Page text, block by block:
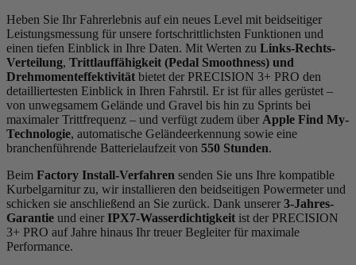
Heben Sie Ihr Fahrerlebnis auf ein neues Level mit beidseitiger
Leistungsmessung für unsere fortschrittlichsten Funktionen und
einen tiefen Einblick in Ihre Daten. Mit Werten zu Links-Rechts-
Verteilung, Trittlauffähigkeit (Pedal Smoothness) und
Drehmomenteffektivität bietet der PRECISION 3+ PRO den
detailliertesten Einblick in Ihren Fahrstil. Er ist für alles gerüstet –
von unwegsamem Gelände und Gravel bis hin zu Sprints bei
maximaler Trittfrequenz – und verfügt zudem über Apple Find My-
Technologie, automatische Geländeerkennung sowie eine
branchenführende Batterielaufzeit von 550 Stunden.
Beim Factory Install-Verfahren senden Sie uns Ihre kompatible
Kurbelgarnitur zu, wir installieren den beidseitigen Powermeter und
schicken sie anschließend an Sie zurück. Dank unserer 3-Jahres-
Garantie und einer IPX7-Wasserdichtigkeit ist der PRECISION
3+ PRO auf Jahre hinaus Ihr treuer Begleiter für maximale
Performance.